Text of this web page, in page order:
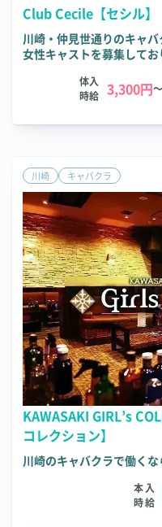
Club Cecile【セシル】
川崎・仲見世通りのキャ
女性キャストを募集してお
体入
時給 3,300円～
川崎 キャバクラ
KAWASAKI GIRL’s
コレクション】
川崎のキャバクラで働く
本入
時給